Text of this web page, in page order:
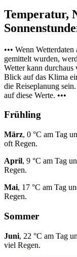
Temperatur,
••• Wenn
gemittelt wurden,
Wetter kann
Blick auf das Klima
die Reiseplanung
auf diese Werte. •••
Frühling
März, 0 °C am Tag
oft Regen.
April, 9 °C am Tag
Regen.
Mai, 17 °C am Tag
Regen.
Sommer
Juni, 22 °C am Tag
viel Regen.